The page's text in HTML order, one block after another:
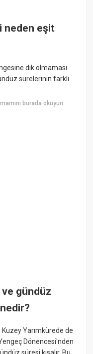
neden eşit
dik olmaması
sürelerinin farklı
burada okuyun:
gündüz
Yarımkürede de
Dönencesi'nden